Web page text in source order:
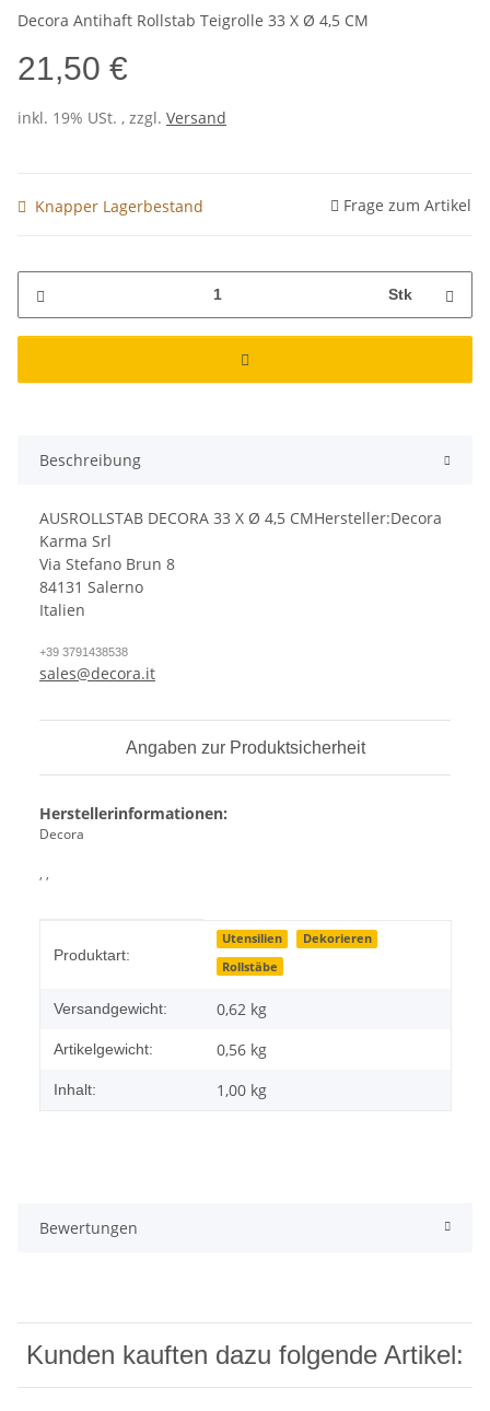
Decora Antihaft Rollstab Teigrolle 33 X Ø 4,5 CM
21,50 €
inkl. 19% USt. , zzgl. Versand
Knapper Lagerbestand Frage zum Artikel
Stk
Beschreibung
AUSROLLSTAB DECORA 33 X Ø 4,5 CMHersteller:Decora
Karma Srl
Via Stefano Brun 8
84131 Salerno
Italien
+39 3791438538
sales@decora.it
Angaben zur Produktsicherheit
Herstellerinformationen:
Decora
, ,
Produktart:
Utensilien
Dekorieren
Rollstäbe
Versandgewicht: 0,62 kg
Artikelgewicht: 0,56 kg
Inhalt: 1,00 kg
Bewertungen
Kunden kauften dazu folgende Artikel: